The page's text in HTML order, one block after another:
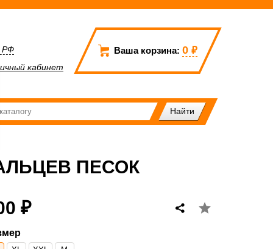
Ваша корзина: 0 ₽
РФ
кабинет
ПЕСОК
₽